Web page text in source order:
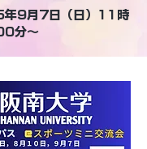
年9月7日（日）11時
分～